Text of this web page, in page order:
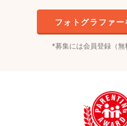
フォトグラファー
募集には会員登録（